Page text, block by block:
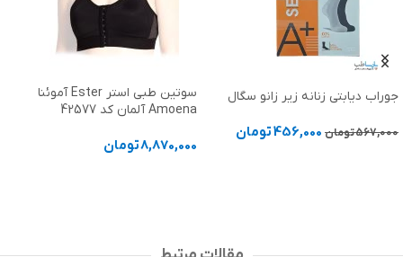
جوراب دیابتی زنانه زیر زانو سگال
567,000تومان 456,000تومان
سوتین طبی استر Ester آموئنا
Amoena آلمان کد 42577
8,870,000تومان